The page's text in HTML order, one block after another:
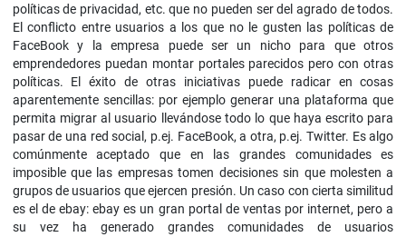
políticas de privacidad, etc. que no pueden ser del agrado de todos.
El conflicto entre usuarios a los que no le gusten las políticas de
FaceBook y la empresa puede ser un nicho para que otros
emprendedores puedan montar portales parecidos pero con otras
políticas. El éxito de otras iniciativas puede radicar en cosas
aparentemente sencillas: por ejemplo generar una plataforma que
permita migrar al usuario llevándose todo lo que haya escrito para
pasar de una red social, p.ej. FaceBook, a otra, p.ej. Twitter. Es algo
comúnmente aceptado que en las grandes comunidades es
imposible que las empresas tomen decisiones sin que molesten a
grupos de usuarios que ejercen presión. Un caso con cierta similitud
es el de ebay: ebay es un gran portal de ventas por internet, pero a
su vez ha generado grandes comunidades de usuarios